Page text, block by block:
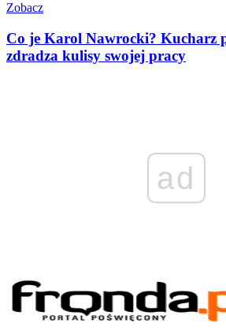
Zobacz
Co je Karol Nawrocki? Kucharz
zdradza kulisy swojej pracy
ad